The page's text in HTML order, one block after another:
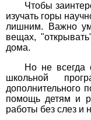
Чтобы
изучать горы
лишним. Важно
вещах,
дома.
Но не всегда
школьной
дополнительного
помощь детям и
работы без слез и